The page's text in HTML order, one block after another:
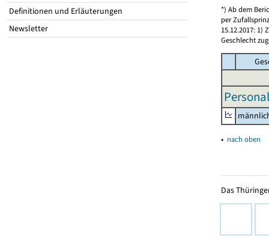
Definitionen und Erläuterungen
Newsletter
*) Ab dem
per
15.12.2017: 1)
Geschlecht
▴ nach oben
Das